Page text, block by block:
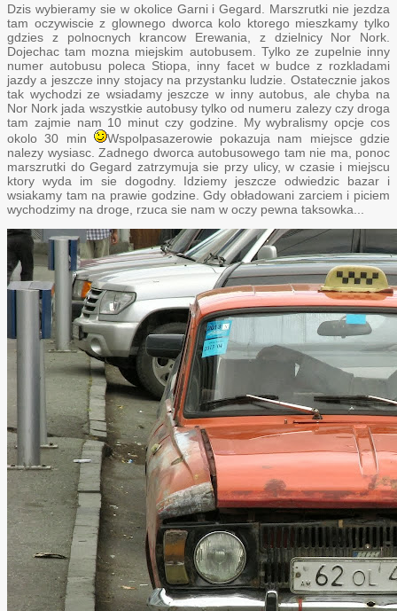
Dzis wybieramy sie w okolice Garni i Gegard. Marszrutki nie jezdza
tam oczywiscie z glownego dworca kolo ktorego mieszkamy tylko
gdzies z polnocnych krancow Erewania, z dzielnicy Nor Nork.
Dojechac tam mozna miejskim autobusem. Tylko ze zupelnie inny
numer autobusu poleca Stiopa, inny facet w budce z rozkladami
jazdy a jeszcze inny stojacy na przystanku ludzie. Ostatecznie jakos
tak wychodzi ze wsiadamy jeszcze w inny autobus, ale chyba na
Nor Nork jada wszystkie autobusy tylko od numeru zalezy czy droga
tam zajmie nam 10 minut czy godzine. My wybralismy opcje cos
okolo 30 min
Wspolpasazerowie pokazuja nam miejsce gdzie
nalezy wysiasc. Zadnego dworca autobusowego tam nie ma, ponoc
marszrutki do Gegard zatrzymuja sie przy ulicy, w czasie i miejscu
ktory wyda im sie dogodny. Idziemy jeszcze odwiedzic bazar i
wsiakamy tam na prawie godzine. Gdy obładowani zarciem i piciem
wychodzimy na droge, rzuca sie nam w oczy pewna taksowka...